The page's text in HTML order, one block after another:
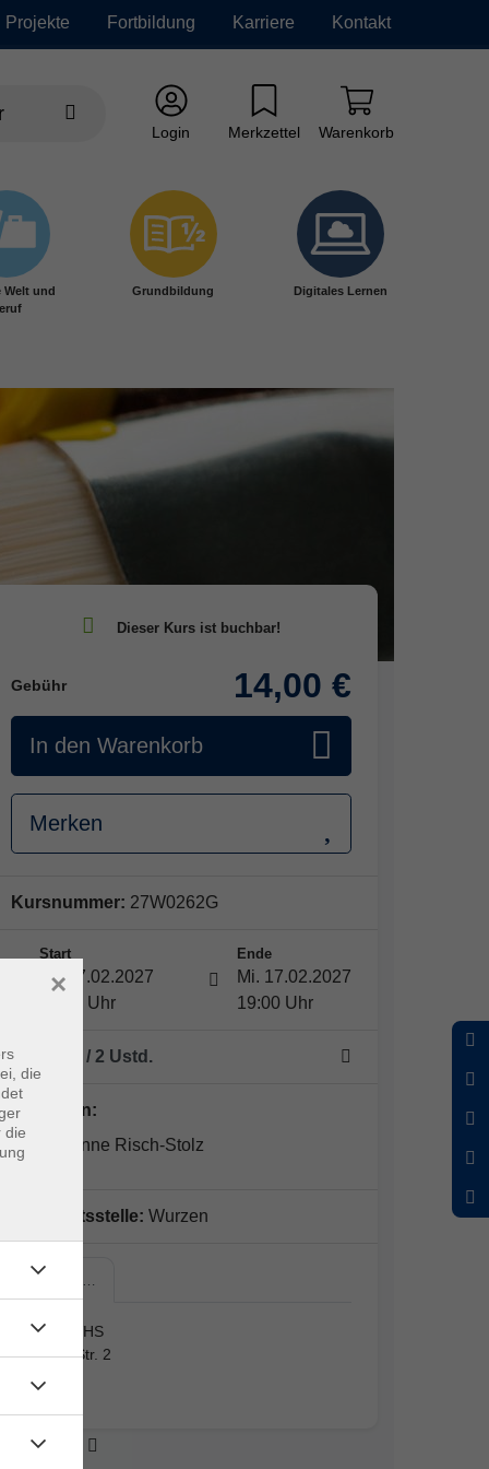
Projekte Fortbildung Karriere Kontakt
Login Merkzettel Warenkorb
Welt und
Grundbildung Digitales Lernen
Gebühr 14,00 €
In den Warenkorb
Merken
Kursnummer: 27W0262G
Start
Mi. 17.02.2027
17:30 Uhr
Ende
Mi. 17.02.2027
19:00 Uhr
1 Termin / 2 Ustd.
Dozent*in:
Dr. Marianne Risch-Stolz
Geschäftsstelle: Wurzen
Wurzen,…
Wurzen, VHS
Lüptitzer Str. 2
die
die
×